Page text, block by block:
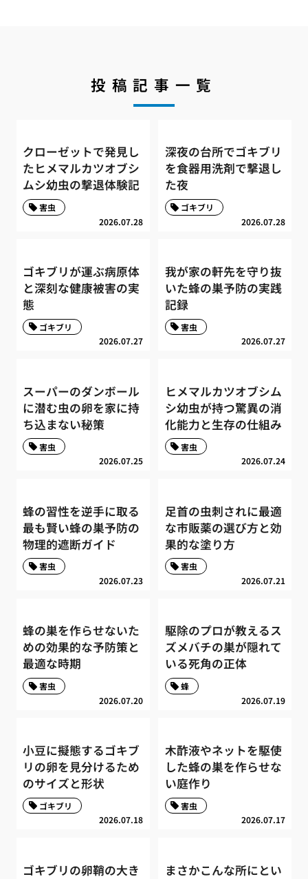
投稿記事一覧
クローゼットで発見し
たヒメマルカツオブシ
ムシ幼虫の撃退体験記
2026.07.28
害虫
深夜の台所でゴキブリ
を食器用洗剤で撃退し
た夜
2026.07.28
ゴキブリ
ゴキブリが運ぶ病原体
と深刻な健康被害の実
態
2026.07.27
ゴキブリ
我が家の軒先を守り抜
いた蜂の巣予防の実践
記録
2026.07.27
害虫
スーパーのダンボール
に潜む虫の卵を家に持
ち込まない秘策
2026.07.25
害虫
ヒメマルカツオブシム
シ幼虫が持つ驚異の消
化能力と生存の仕組み
2026.07.24
害虫
蜂の習性を逆手に取る
最も賢い蜂の巣予防の
物理的遮断ガイド
2026.07.23
害虫
足首の虫刺されに最適
な市販薬の選び方と効
果的な塗り方
2026.07.21
害虫
蜂の巣を作らせないた
めの効果的な予防策と
最適な時期
2026.07.20
害虫
駆除のプロが教えるス
ズメバチの巣が隠れて
いる死角の正体
2026.07.19
蜂
小豆に擬態するゴキブ
リの卵を見分けるため
のサイズと形状
2026.07.18
ゴキブリ
木酢液やネットを駆使
した蜂の巣を作らせな
い庭作り
2026.07.17
害虫
ゴキブリの卵鞘の大き
まさかこんな所にとい